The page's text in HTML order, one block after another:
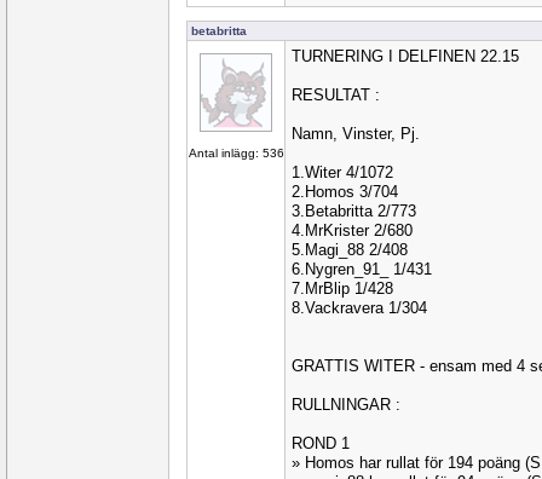
betabritta
Antal inlägg: 536
TURNERING I DELFINEN 22.15
RESULTAT :
Namn, Vinster, Pj.
1.Witer 4/1072
2.Homos 3/704
3.Betabritta 2/773
4.MrKrister 2/680
5.Magi_88 2/408
6.Nygren_91_ 1/431
7.MrBlip 1/428
8.Vackravera 1/304
GRATTIS WITER - ensam med 4
RULLNINGAR :
ROND 1
» Homos har rullat för 194 poäng